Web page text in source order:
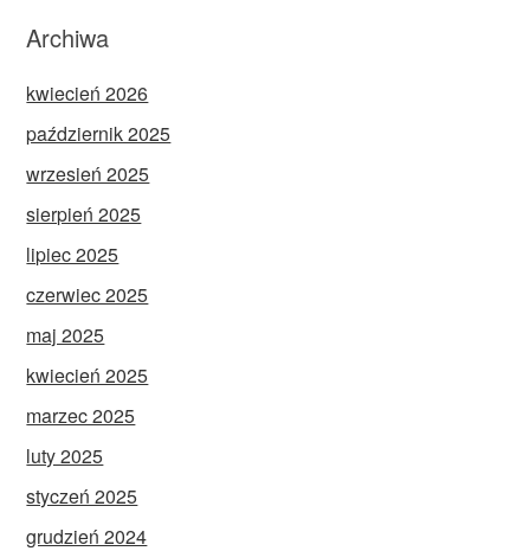
Archiwa
kwiecień 2026
październik 2025
wrzesień 2025
sierpień 2025
lipiec 2025
czerwiec 2025
maj 2025
kwiecień 2025
marzec 2025
luty 2025
styczeń 2025
grudzień 2024